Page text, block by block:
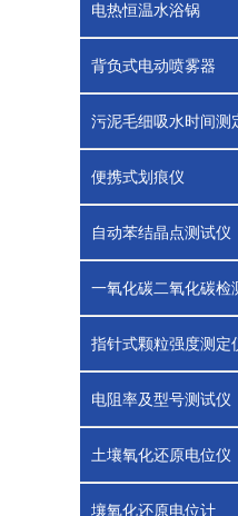
电热恒温水浴锅
背负式电动喷雾器
污泥毛细吸水时间测
便携式划痕仪
自动苯结晶点测试仪
一氧化碳二氧化碳检
指针式颗粒强度测定
电阻率及型号测试仪
土壤氧化还原电位仪
壤氧化还原电位计